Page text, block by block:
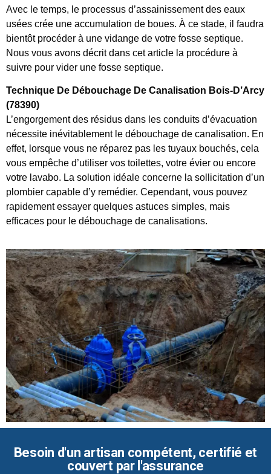
Avec le temps, le processus d’assainissement des eaux
usées crée une accumulation de boues. À ce stade, il faudra
bientôt procéder à une vidange de votre fosse septique.
Nous vous avons décrit dans cet article la procédure à
suivre pour vider une fosse septique.
Technique De Débouchage De Canalisation Bois-D’Arcy
(78390)
L’engorgement des résidus dans les conduits d’évacuation
nécessite inévitablement le débouchage de canalisation. En
effet, lorsque vous ne réparez pas les tuyaux bouchés, cela
vous empêche d’utiliser vos toilettes, votre évier ou encore
votre lavabo. La solution idéale concerne la sollicitation d’un
plombier capable d’y remédier. Cependant, vous pouvez
rapidement essayer quelques astuces simples, mais
efficaces pour le débouchage de canalisations.
Besoin d'un artisan compétent, certifié et
couvert par l'assurance